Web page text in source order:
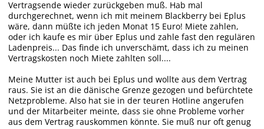
Vertragsende wieder zurückgeben muß. Hab mal
durchgerechnet, wenn ich mit meinem Blackberry bei Eplus
wäre, dann müßte ich jeden Monat 15 Euro! Miete zahlen,
oder ich kaufe es mir über Eplus und zahle fast den regulären
Ladenpreis... Das finde ich unverschämt, dass ich zu meinen
Vertragskosten noch Miete zahlten soll....
Meine Mutter ist auch bei Eplus und wollte aus dem Vertrag
raus. Sie ist an die dänische Grenze gezogen und befürchtete
Netzprobleme. Also hat sie in der teuren Hotline angerufen
und der Mitarbeiter meinte, dass sie ohne Probleme vorher
aus dem Vertrag rauskommen könnte. Sie muß nur oft genug